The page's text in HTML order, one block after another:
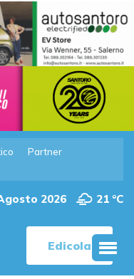
Partner
2026 21 °C
Edicola